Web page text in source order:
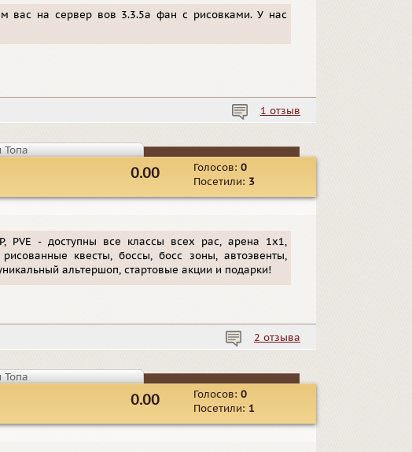
вас на сервер вов 3.3.5а фан с рисовками. У нас
1 отзыв
Топа
Голосов: 0
Посетили: 3
0.00
PVE - доступны все классы всех рас, арена 1х1,
квесты, боссы, босс зоны, автоэвенты,
альтершоп, стартовые акции и подарки!
2 отзыва
Топа
Голосов: 0
Посетили: 1
0.00